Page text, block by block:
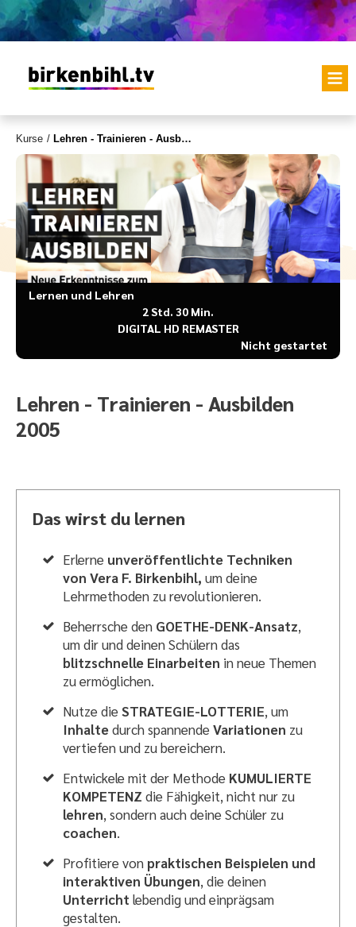
Kurse / Lehren - Trainieren - Ausbilden 2005
Lernen und Lehren
2 Std. 30 Min.
DIGITAL HD REMASTER
Nicht gestartet
Lehren - Trainieren - Ausbilden
2005
Das wirst du lernen
Erlerne unveröffentlichte Techniken
von Vera F. Birkenbihl, um deine
Lehrmethoden zu revolutionieren.
Beherrsche den GOETHE-DENK-Ansatz,
um dir und deinen Schülern das
blitzschnelle Einarbeiten in neue Themen
zu ermöglichen.
Nutze die STRATEGIE-LOTTERIE, um
Inhaltedurch spannende Variationen zu
vertiefen und zu bereichern.
Entwickele mit der Methode KUMULIERTE
KOMPETENZ die Fähigkeit, nicht nur zu
lehren, sondern auch deine Schüler zu
coachen.
Profitiere von praktischen Beispielen und
interaktiven Übungen, die deinen
Unterricht lebendig und einprägsam
gestalten.